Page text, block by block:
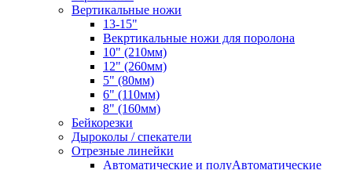
Вертикальные ножи
13-15"
Векртикальные ножи для поролона
10" (210мм)
12" (260мм)
5" (80мм)
6" (110мм)
8" (160мм)
Бейкорезки
Дыроколы / спекатели
Отрезные линейки
Автоматические и полуАвтоматические